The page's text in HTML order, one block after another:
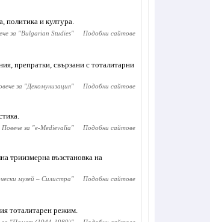
политика и култура.
за "Bulgarian Studies" Подобни сайтове
препратки, свързани с тоталитарни
за "Декомунизация" Подобни сайтове
Повече за "e-Medievalia" Подобни сайтове
триизмерна възстановка на
музей – Силистра" Подобни сайтове
тоталитарен режим.